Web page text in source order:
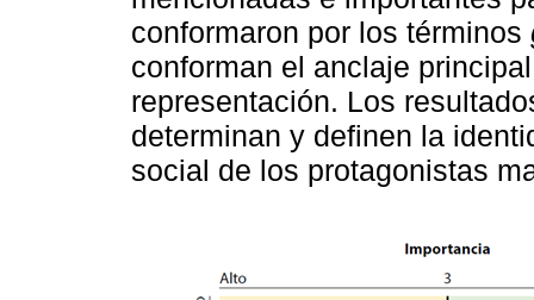
conformaron por los términos
conforman el anclaje
representación. Los
determinan y definen la
social de los protagonistas